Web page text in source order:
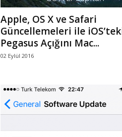
Apple, OS X ve Safari
Güncellemeleri ile
Pegasus Açığını Mac...
02 Eylül 2016